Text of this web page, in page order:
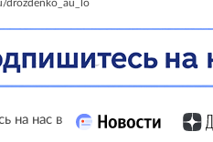
drozdenko_au_lo
на нас в